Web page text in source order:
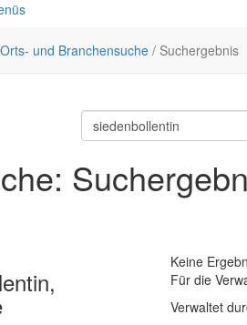
Orts- und Branchensuche / Suchergebnis
Keine
Für die
Verwaltet